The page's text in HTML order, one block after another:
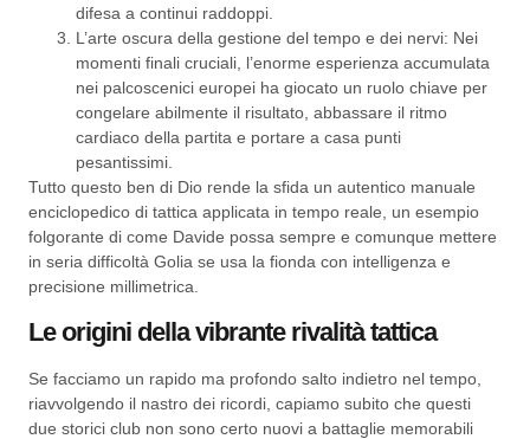
difesa a continui raddoppi.
L’arte oscura della gestione del tempo e dei nervi: Nei
momenti finali cruciali, l’enorme esperienza accumulata
nei palcoscenici europei ha giocato un ruolo chiave per
congelare abilmente il risultato, abbassare il ritmo
cardiaco della partita e portare a casa punti
pesantissimi.
Tutto questo ben di Dio rende la sfida un autentico manuale
enciclopedico di tattica applicata in tempo reale, un esempio
folgorante di come Davide possa sempre e comunque mettere
in seria difficoltà Golia se usa la fionda con intelligenza e
precisione millimetrica.
Le origini della vibrante rivalità tattica
Se facciamo un rapido ma profondo salto indietro nel tempo,
riavvolgendo il nastro dei ricordi, capiamo subito che questi
due storici club non sono certo nuovi a battaglie memorabili